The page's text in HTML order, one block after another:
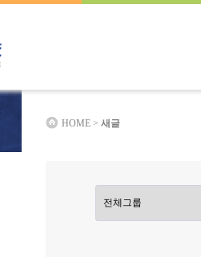
HOME > 새글